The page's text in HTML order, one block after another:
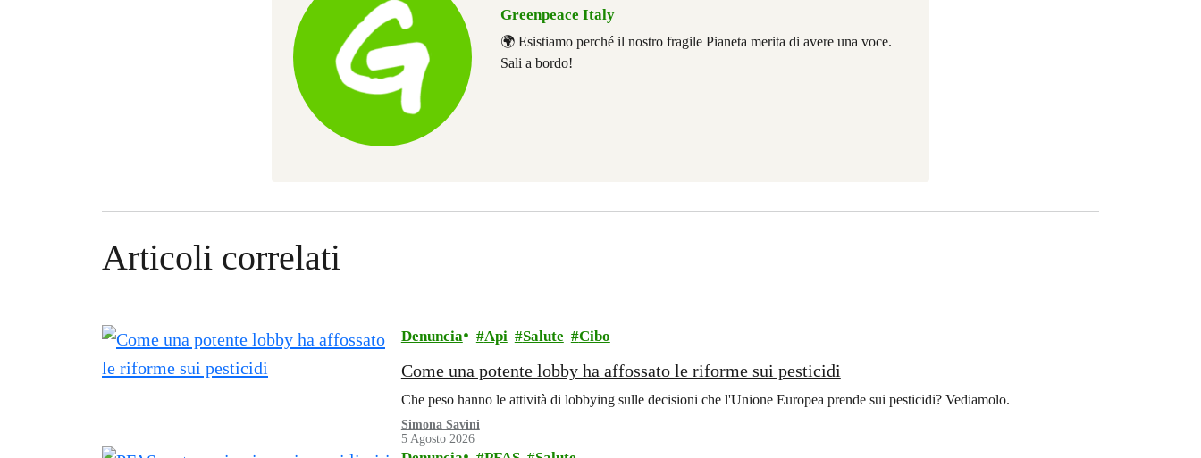
Greenpeace Italy
🌍 Esistiamo perché il nostro fragile Pianeta merita di avere una voce.
Sali a bordo!
Articoli correlati
Denuncia Api Salute Cibo
Come una potente lobby ha affossato le riforme sui pesticidi
Che peso hanno le attività di lobbying sulle decisioni che l'Unione Europea prende sui pesticidi? Vediamolo.
Simona Savini
5 Agosto 2026